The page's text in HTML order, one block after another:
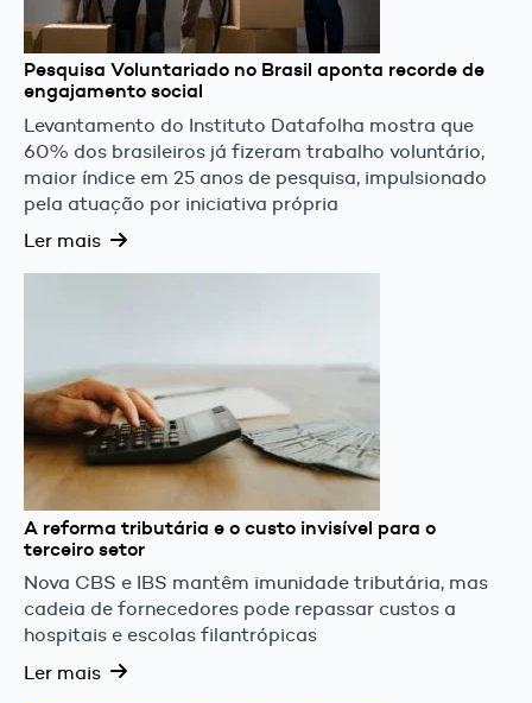
Pesquisa Voluntariado no Brasil aponta recorde de
engajamento social
Levantamento do Instituto Datafolha mostra que
60% dos brasileiros já fizeram trabalho voluntário,
maior índice em 25 anos de pesquisa, impulsionado
pela atuação por iniciativa própria
Ler mais
A reforma tributária e o custo invisível para o
terceiro setor
Nova CBS e IBS mantêm imunidade tributária, mas
cadeia de fornecedores pode repassar custos a
hospitais e escolas filantrópicas
Ler mais